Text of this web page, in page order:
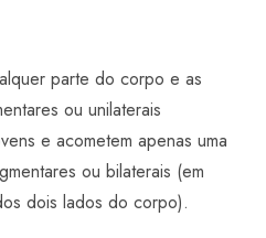
parte do corpo e as
ou unilaterais
e acometem apenas uma
ou bilaterais (em
dois lados do corpo).